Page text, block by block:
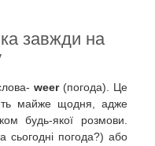
завжди на
weer(погода). Це
майже щодня, адже
будь-якої розмови.
погода?) або